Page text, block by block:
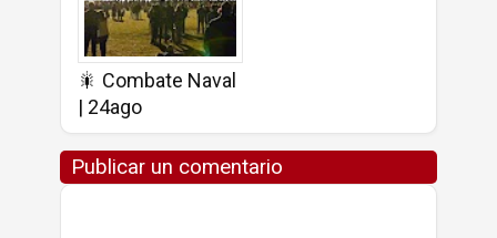
🎇 Combate Naval
| 24ago
Publicar un comentario